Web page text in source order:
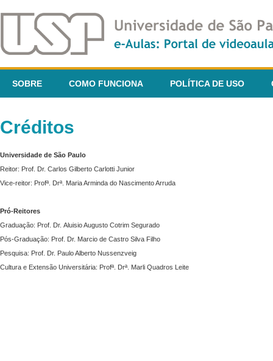
SOBRE COMO FUNCIONA POLÍTICA DE USO
Créditos
Universidade de São Paulo
Reitor: Prof. Dr. Carlos Gilberto Carlotti Junior
Vice-reitor: Profª. Drª. Maria Arminda do Nascimento Arruda
Pró-Reitores
Graduação: Prof. Dr. Aluisio Augusto Cotrim Segurado
Pós-Graduação: Prof. Dr. Marcio de Castro Silva Filho
Pesquisa: Prof. Dr. Paulo Alberto Nussenzveig
Cultura e Extensão Universitária: Profª. Drª. Marli Quadros Leite